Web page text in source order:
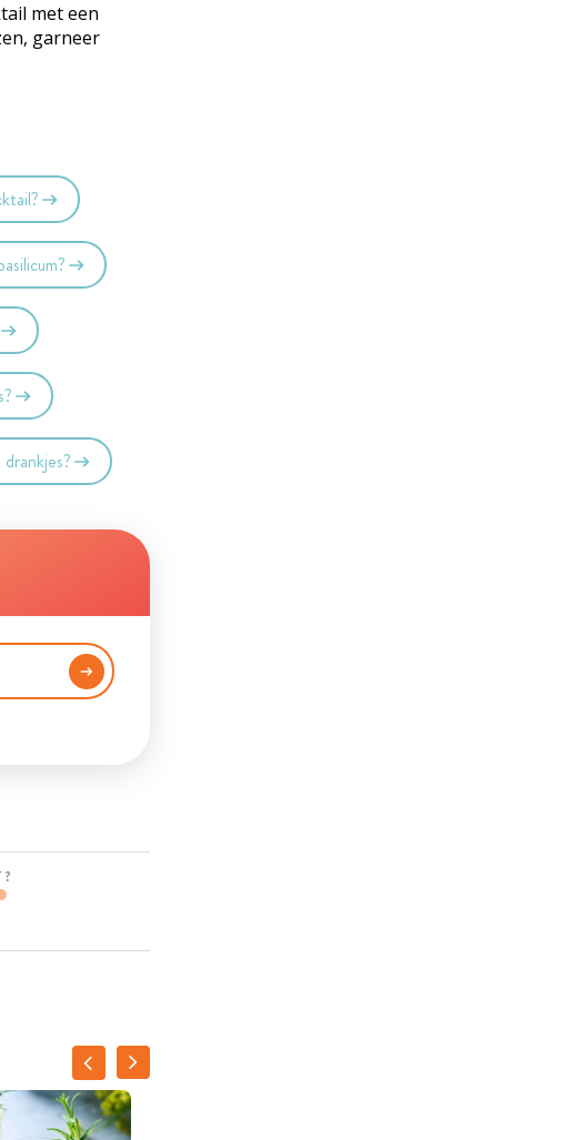
met een
garneer